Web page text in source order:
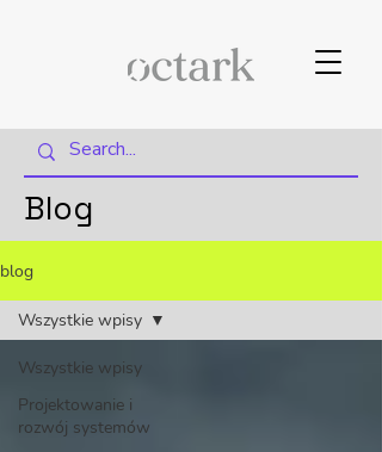
Blog
blog
Wszystkie wpisy
Projektowanie i
rozwój systemów
Wszystkie wpisy